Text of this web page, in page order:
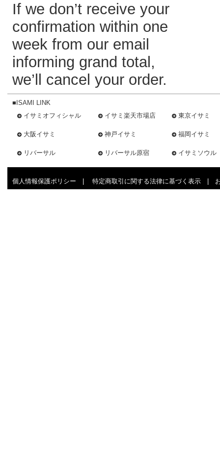
If we don’t receive your
confirmation within one
week from our email
informing grand total,
we’ll cancel your order.
■ISAMI LINK
イサミオフィシャル
イサミ楽天市場店 東京イサミ
大阪イサミ 神戸イサミ 福岡イサミ
リバーサル リバーサル原宿 イサミソウル
個人情報保護ポリシー 特定商取引に関する法律に基づく表示